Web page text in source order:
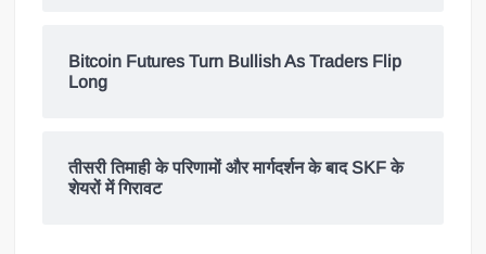
Bitcoin Futures Turn Bullish As Traders Flip
Long
तीसरी तिमाही के परिणामों और मार्गदर्शन के बाद SKF के
शेयरों में गिरावट